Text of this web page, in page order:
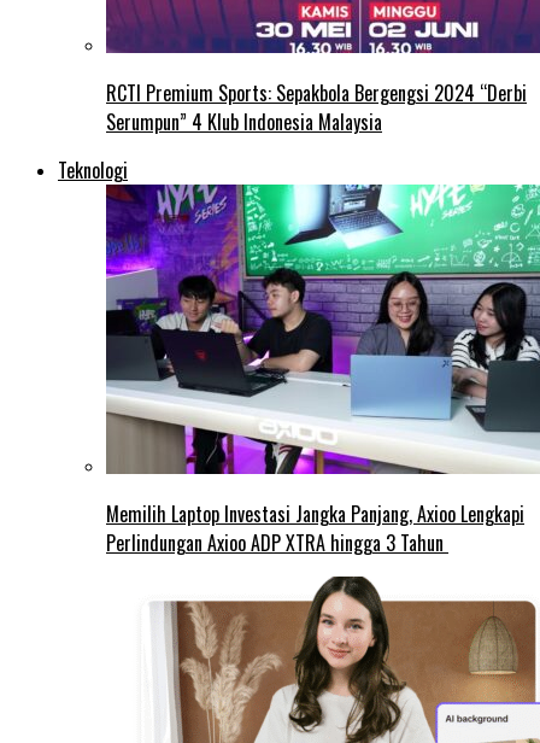
RCTI Premium Sports: Sepakbola Bergengsi 2024 “Derbi
Serumpun” 4 Klub Indonesia Malaysia
Teknologi
Memilih Laptop Investasi Jangka Panjang, Axioo Lengkapi
Perlindungan Axioo ADP XTRA hingga 3 Tahun